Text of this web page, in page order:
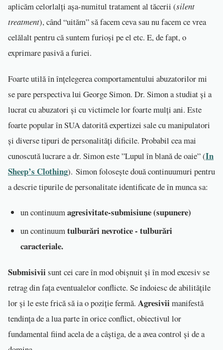
aplicăm celorlalți așa-numitul tratament al tăcerii (silent
treatment), când “uităm” să facem ceva sau nu facem ce vrea
celălalt pentru că suntem furioși pe el etc. E, de fapt, o
exprimare pasivă a furiei.
Foarte utilă în înțelegerea comportamentului abuzatorilor mi
se pare perspectiva lui George Simon. Dr. Simon a studiat și a
lucrat cu abuzatori și cu victimele lor foarte mulți ani. Este
foarte popular în SUA datorită expertizei sale cu manipulatori
și diverse tipuri de personalități dificile. Probabil cea mai
cunoscută lucrare a dr. Simon este ”Lupul în blană de oaie” (In
Sheep’s Clothing). Simon folosește două continuumuri pentru
a descrie tipurile de personalitate identificate de în munca sa:
un continuumagresivitate-submisiune (supunere)
un continuumtulburări nevrotice - tulburări
caracteriale.
Submisiviisunt cei care în mod obișnuit și în mod excesiv se
retrag din fața eventualelor conflicte. Se îndoiesc de abilitățile
lor și le este frică să ia o poziție fermă. Agresiviimanifestă
tendința de a lua parte în orice conflict, obiectivul lor
fundamental fiind acela de a câștiga, de a avea control și de a